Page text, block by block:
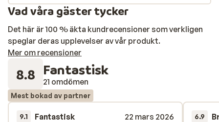
hotellets bar. Avsluta kvällen i diskoteket där det finns
Omgivningarna I Maspalomas finns flera restauranger
och ett fåtal barer. Nattlivet är lugnt men det är inte
långt till fartfyllda Playa del Ingles om du vill höja
pulsen. Här finns både shoppingcenter och mindre
mataffärer där du kan handla om du bor med
självhushåll.
Vad våra gäster tycker
Det här är 100 % äkta kundrecensioner som verkligen
speglar deras upplevelser av vår produkt.
Mer om recensioner
8.8 Fantastisk
21 omdömen
Mest bokad av partner
9.1 Fantastisk
22 mars 2026
6.9